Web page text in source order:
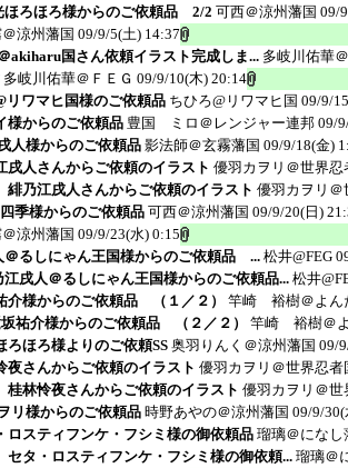
ほろほろ様からのご依頼品 2/2 可西＠涼州藩国 09/
涼州藩国 09/9/5(土) 14:37
akiharu国さん依頼イラスト完成しま... 多岐川佑華
多岐川佑華＠ＦＥＧ 09/9/10(木) 20:14
ワマヒ国様のご依頼品 ちひろ@リワマヒ国 09/9/
からのご依頼品 豊国 ミロ＠レンジャー連邦 09/
人様からのご依頼品 影法師＠玄霧藩国 09/9/18(金)
人さんからご依頼のイラスト 優羽カヲリ＠世界忍
乃江戌人さんからご依頼のイラスト 優羽カヲリ＠
季様からのご依頼品 可西＠涼州藩国 09/9/20(日)
涼州藩国 09/9/23(水) 0:15
＠るしにゃん王国様からのご依頼品 ... 松井@FEG
江戌人＠るしにゃん王国様からのご依頼品... 松井
様からのご依頼品 （１／２）
竿崎 裕樹＠よん
祐介様からのご依頼品 （２／２）
竿崎 裕樹＠
ほろ様よりのご依頼SS 奥羽りんく＠涼州藩国 09/
さんからご依頼のイラスト 優羽カヲリ＠世界忍者
林怜夜さんからご依頼のイラスト 優羽カヲリ＠世
リ様からのご依頼品 時野あやの＠涼州藩国 09/9/30(
スティフンケ・フシミ様の御依頼品 瑠璃＠になし
タ・ロスティフンケ・フシミ様の御依頼... 瑠璃＠